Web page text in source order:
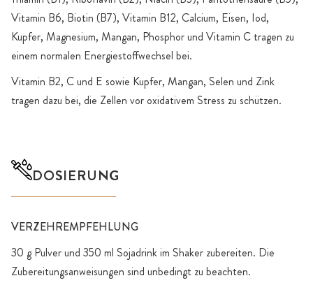
Vitamin B6, Biotin (B7), Vitamin B12, Calcium, Eisen, Iod,
Kupfer, Magnesium, Mangan, Phosphor und Vitamin C tragen zu
einem normalen Energiestoffwechsel bei.
Vitamin B2, C und E sowie Kupfer, Mangan, Selen und Zink
tragen dazu bei, die Zellen vor oxidativem Stress zu schützen.
DOSIERUNG
VERZEHREMPFEHLUNG
30 g Pulver und 350 ml Sojadrink im Shaker zubereiten. Die
Zubereitungsanweisungen sind unbedingt zu beachten.